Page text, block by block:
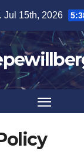
Jul 15th, 2026